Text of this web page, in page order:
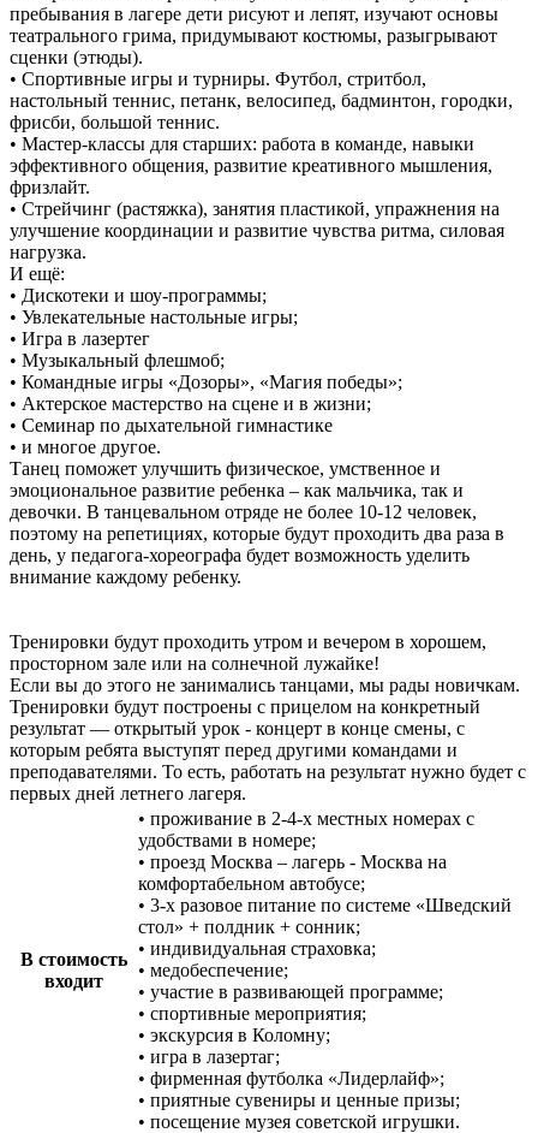
пребывания в лагере дети рисуют и лепят, изучают основы
театрального грима, придумывают костюмы, разыгрывают
сценки (этюды).
• Спортивные игры и турниры. Футбол, стритбол,
настольный теннис, петанк, велосипед, бадминтон, городки,
фрисби, большой теннис.
• Мастер-классы для старших: работа в команде, навыки
эффективного общения, развитие креативного мышления,
фризлайт.
• Стрейчинг (растяжка), занятия пластикой, упражнения на
улучшение координации и развитие чувства ритма, силовая
нагрузка.
И ещё:
• Дискотеки и шоу-программы;
• Увлекательные настольные игры;
• Игра в лазертег
• Музыкальный флешмоб;
• Командные игры «Дозоры», «Магия победы»;
• Актерское мастерство на сцене и в жизни;
• Семинар по дыхательной гимнастике
• и многое другое.
Танец поможет улучшить физическое, умственное и
эмоциональное развитие ребенка – как мальчика, так и
девочки. В танцевальном отряде не более 10-12 человек,
поэтому на репетициях, которые будут проходить два раза в
день, у педагога-хореографа будет возможность уделить
внимание каждому ребенку.
Тренировки будут проходить утром и вечером в хорошем,
просторном зале или на солнечной лужайке!
Если вы до этого не занимались танцами, мы рады новичкам.
Тренировки будут построены с прицелом на конкретный
результат — открытый урок - концерт в конце смены, с
которым ребята выступят перед другими командами и
преподавателями. То есть, работать на результат нужно будет с
первых дней летнего лагеря.
В стоимость
входит
• проживание в 2-4-х местных номерах с
удобствами в номере;
• проезд Москва – лагерь - Москва на
комфортабельном автобусе;
• 3-х разовое питание по системе «Шведский
стол» + полдник + сонник;
• индивидуальная страховка;
• медобеспечение;
• участие в развивающей программе;
• спортивные мероприятия;
• экскурсия в Коломну;
• игра в лазертаг;
• фирменная футболка «Лидерлайф»;
• приятные сувениры и ценные призы;
• посещение музея советской игрушки.